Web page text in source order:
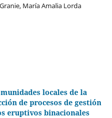
María Amalia Lorda
locales de la
de procesos de gestión
eruptivos binacionales